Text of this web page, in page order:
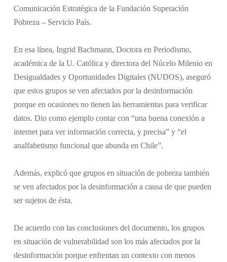
Comunicación Estratégica de la Fundación Superación
Pobreza – Servicio País.
En esa línea, Ingrid Bachmann, Doctora en Periodismo,
académica de la U. Católica y directora del Núcelo Milenio en
Desigualdades y Oportunidades Digitales (NUDOS), aseguró
que estos grupos se ven afectados por la desinformación
porque en ocasiones no tienen las herramientas para verificar
datos. Dio como ejemplo contar con “una buena conexión a
internet para ver información correcta, y precisa” y “el
analfabetismo funcional que abunda en Chile”.
Además, explicó que grupos en situación de pobreza también
se ven afectados por la desinformación a causa de que pueden
ser sujetos de ésta.
De acuerdo con las conclusiones del documento, los grupos
en situación de vulnerabilidad son los más afectados por la
desinformación porque enfrentan un contexto con menos